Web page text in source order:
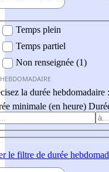
Temps plein
Temps partiel
Non renseignée (1)
la durée hebdomadaire :
minimale (en heure)
le filtre de durée